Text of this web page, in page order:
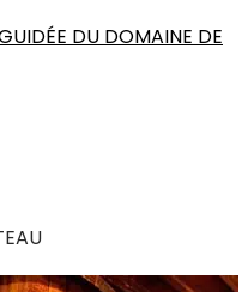
DU DOMAINE DE